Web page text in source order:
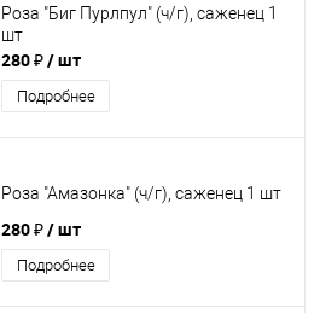
Роза "Биг Пурлпул" (ч/г), саженец 1
шт
280 ₽/ шт
Подробнее
Роза "Амазонка" (ч/г), саженец 1 шт
280 ₽/ шт
Подробнее